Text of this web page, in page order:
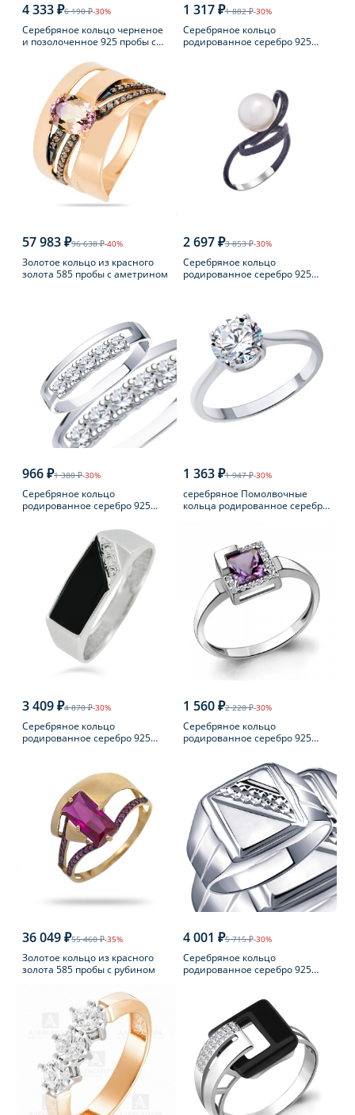
4 333 ₽6 190 ₽-30%
Серебряное кольцо черненое
и позолоченное 925 пробы с
1 317 ₽1 882 ₽-30%
Серебряное кольцо
родированное серебро 925
57 983 ₽96 638 ₽-40%
Золотое кольцо из красного
золота 585 пробы с аметрином
2 697 ₽3 853 ₽-30%
Серебряное кольцо
родированное серебро 925
966 ₽1 380 ₽-30%
Серебряное кольцо
родированное серебро 925
1 363 ₽1 947 ₽-30%
серебряное Помолвочные
кольца родированное серебро
3 409 ₽4 870 ₽-30%
Серебряное кольцо
родированное серебро 925
1 560 ₽2 228 ₽-30%
Серебряное кольцо
родированное серебро 925
36 049 ₽55 460 ₽-35%
Золотое кольцо из красного
золота 585 пробы с рубином
4 001 ₽5 715 ₽-30%
Серебряное кольцо
родированное серебро 925